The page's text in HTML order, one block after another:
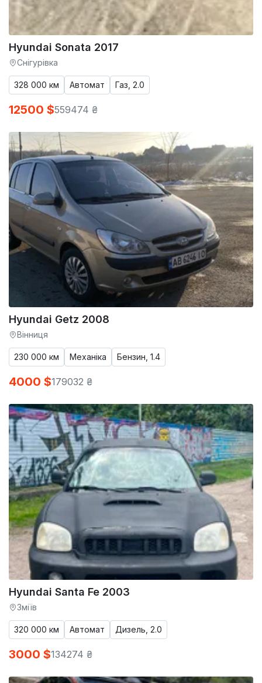
Hyundai Sonata 2017
Снігурівка
328 000 км Автомат Газ, 2.0
12500 $559474 ₴
Hyundai Getz 2008
Вінниця
230 000 км Механіка Бензин, 1.4
4000 $179032 ₴
Hyundai Santa Fe 2003
Зміїв
320 000 км Автомат Дизель, 2.0
3000 $134274 ₴